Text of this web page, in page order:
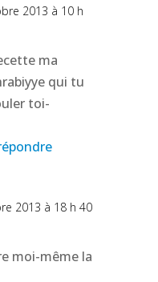
2013 à 10 h
ma
qui tu
toi-
2013 à 18 h 40
moi-même la